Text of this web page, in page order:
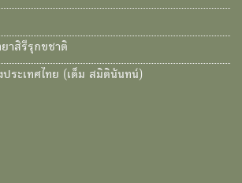
าสิรีรุกขชาติ
ระเทศไทย (เต็ม สมิตินันทน์)